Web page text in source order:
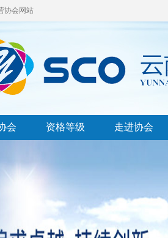
协会网站
会 资格等级 走进协会